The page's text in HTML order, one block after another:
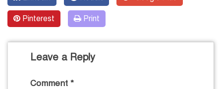
Pinterest Print
Leave a Reply
Comment *